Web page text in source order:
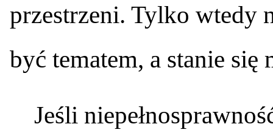
przestrzeni. Tylko wtedy
być tematem, a stanie się
Jeśli